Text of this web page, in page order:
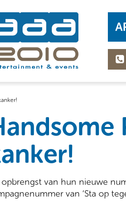
van hun nieuwe
van ‘Sta op